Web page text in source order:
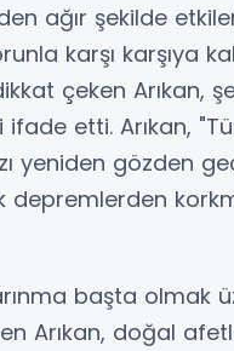
ağır şekilde
karşı karşıya
çeken Arıkan,
ifade etti. Arıkan,
yeniden gözden
depremlerden
başta olmak
Arıkan, doğal